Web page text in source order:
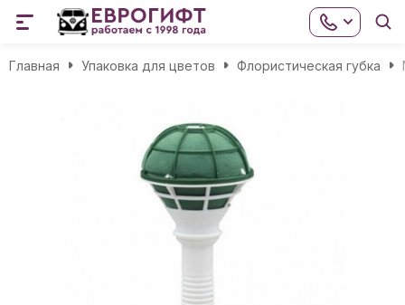
Главная Упаковка для цветов Флористическая губка